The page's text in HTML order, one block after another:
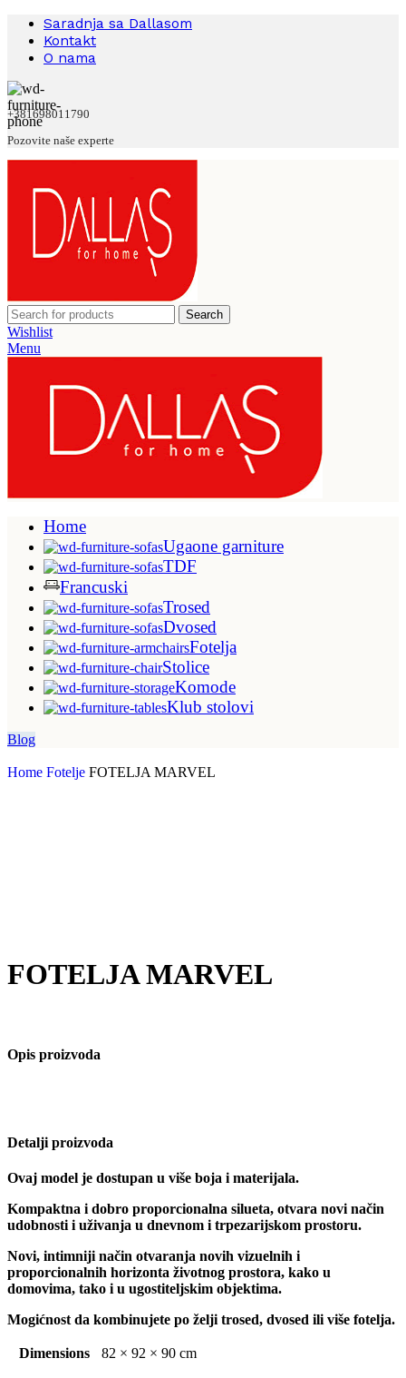
Saradnja sa Dallasom
Kontakt
O nama
+381698011790
Pozovite naše experte
Search
Wishlist
Menu
Home
Ugaone garniture
TDF
Francuski
Trosed
Dvosed
Fotelja
Stolice
Komode
Klub stolovi
Blog
Home Fotelje FOTELJA MARVEL
FOTELJA MARVEL
Opis proizvoda
Detalji proizvoda
Ovaj model je dostupan u više boja i materijala.
Kompaktna i dobro proporcionalna silueta, otvara novi način
udobnosti i uživanja u dnevnom i trpezarijskom prostoru.
Novi, intimniji način otvaranja novih vizuelnih i
proporcionalnih horizonta životnog prostora, kako u
domovima, tako i u ugostiteljskim objektima.
Mogićnost da kombinujete po želji trosed, dvosed ili više fotelja.
Dimensions 82 × 92 × 90 cm